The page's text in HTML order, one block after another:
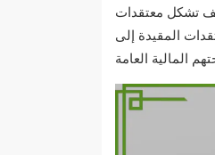
تشكل معتقدات
المقيدة إلى